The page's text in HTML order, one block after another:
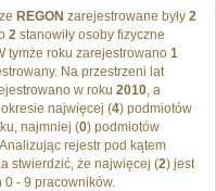
REGON zarejestrowane były 2
2 stanowiły osoby fizyczne
tymże roku zarejestrowano 1
Na przestrzeni lat
w roku 2010, a
okresie najwięcej (4) podmiotów
najmniej (0) podmiotów
rejestr pod kątem
stwierdzić, że najwięcej (2) jest
0 - 9 pracowników.